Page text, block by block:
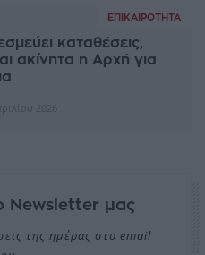
ΕΠΙΚΑΙΡΌΤΗΤΑ
καταθέσεις,
ακίνητα η Αρχή για
Newsletter μας
της ημέρας στο email